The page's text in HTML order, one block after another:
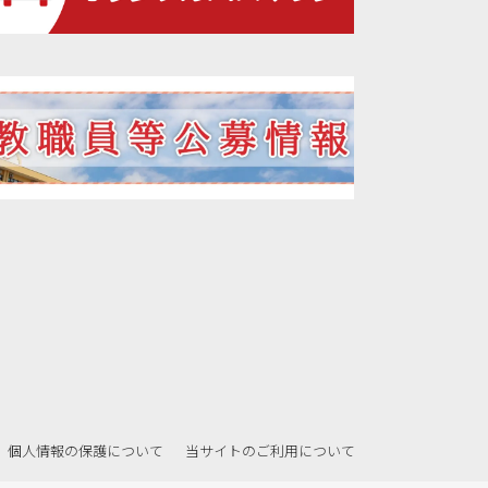
個人情報の保護について 当サイトのご利用について